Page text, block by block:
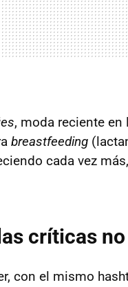
, moda reciente
breastfeeding
cada vez más,
críticas
con el mismo